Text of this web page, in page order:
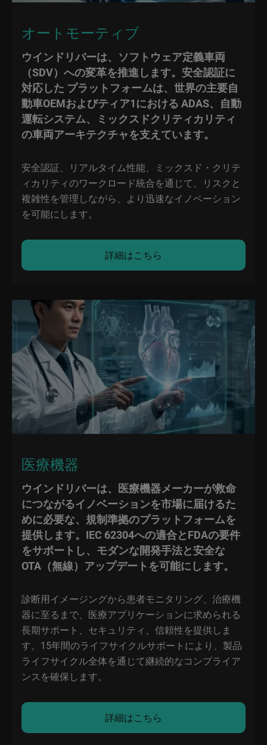
オートモーティブ
ウインドリバーは、ソフトウェア定義車両
（SDV）への変革を推進します。安全認証に
対応した プラットフォームは、世界の主要自
動車OEMおよびティア1における ADAS、自動
運転システム、ミックスドクリティカリティ
の車両アーキテクチャを支えています。
安全認証、リアルタイム性能、ミックスド・クリテ
ィカリティのワークロード統合を通じて、リスクと
複雑性を管理しながら、より迅速なイノベーション
を可能にします。
詳細はこちら
医療機器
ウインドリバーは、医療機器メーカーが救命
につながるイノベーションを市場に届けるた
めに必要な、規制準拠のプラットフォームを
提供します。IEC 62304への適合とFDAの要件
をサポートし、モダンな開発手法と安全な
OTA（無線）アップデートを可能にします。
診断用イメージングから患者モニタリング、治療機
器に至るまで、医療アプリケーションに求められる
長期サポート、セキュリティ、信頼性を提供しま
す。15年間のライフサイクルサポートにより、製品
ライフサイクル全体を通じて継続的なコンプライア
ンスを確保します。
詳細はこちら